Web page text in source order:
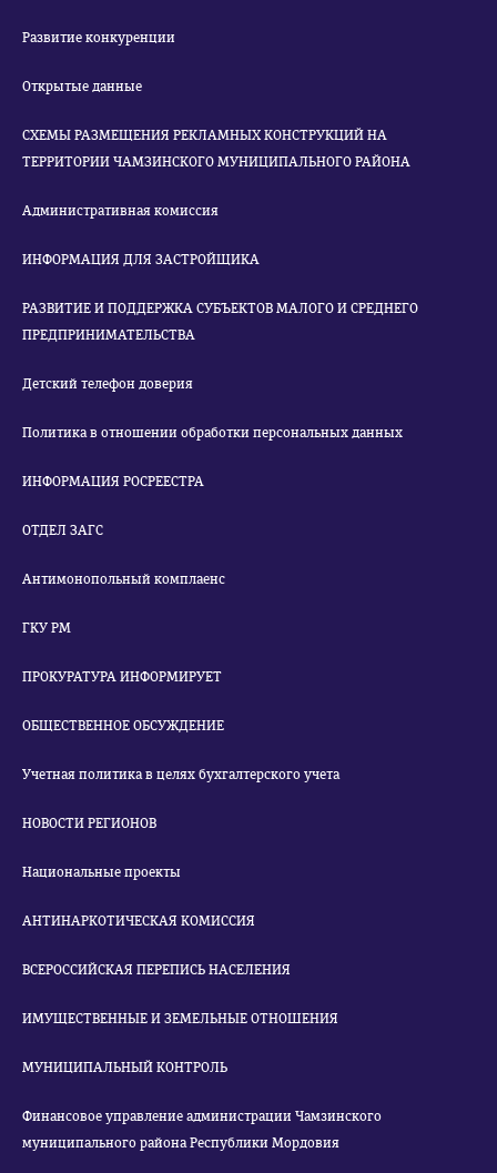
Развитие конкуренции
Открытые данные
СХЕМЫ РАЗМЕЩЕНИЯ РЕКЛАМНЫХ КОНСТРУКЦИЙ НА
ТЕРРИТОРИИ ЧАМЗИНСКОГО МУНИЦИПАЛЬНОГО РАЙОНА
Административная комиссия
ИНФОРМАЦИЯ ДЛЯ ЗАСТРОЙЩИКА
РАЗВИТИЕ И ПОДДЕРЖКА СУБЪЕКТОВ МАЛОГО И СРЕДНЕГО
ПРЕДПРИНИМАТЕЛЬСТВА
Детский телефон доверия
Политика в отношении обработки персональных данных
ИНФОРМАЦИЯ РОСРЕЕСТРА
ОТДЕЛ ЗАГС
Антимонопольный комплаенс
ГКУ РМ
ПРОКУРАТУРА ИНФОРМИРУЕТ
ОБЩЕСТВЕННОЕ ОБСУЖДЕНИЕ
Учетная политика в целях бухгалтерского учета
НОВОСТИ РЕГИОНОВ
Национальные проекты
АНТИНАРКОТИЧЕСКАЯ КОМИССИЯ
ВСЕРОССИЙСКАЯ ПЕРЕПИСЬ НАСЕЛЕНИЯ
ИМУЩЕСТВЕННЫЕ И ЗЕМЕЛЬНЫЕ ОТНОШЕНИЯ
МУНИЦИПАЛЬНЫЙ КОНТРОЛЬ
Финансовое управление администрации Чамзинского
муниципального района Республики Мордовия